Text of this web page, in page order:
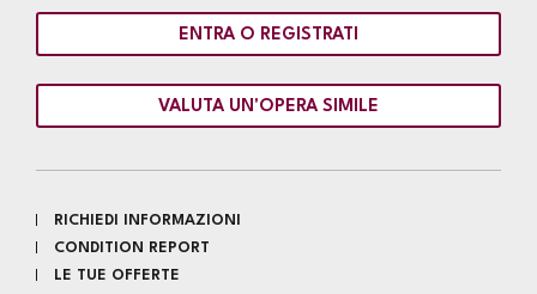
ENTRA O REGISTRATI
VALUTA UN'OPERA SIMILE
RICHIEDI INFORMAZIONI
CONDITION REPORT
LE TUE OFFERTE